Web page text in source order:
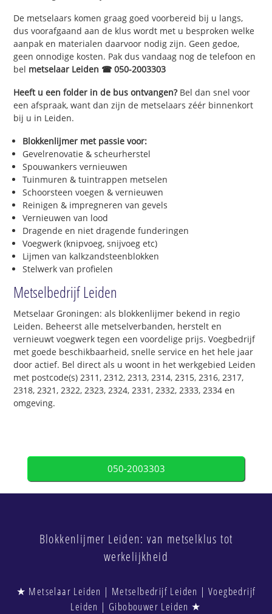
De metselaars komen graag goed voorbereid bij u langs,
dus voorafgaand aan de klus wordt met u besproken welke
aanpak en materialen daarvoor nodig zijn. Geen gedoe,
geen onnodige kosten. Pak dus vandaag nog de telefoon en
bel metselaar Leiden ☎ 050-2003303
Heeft u een folder in de bus ontvangen?Bel dan snel voor
een afspraak, want dan zijn de metselaars zéér binnenkort
bij u in Leiden.
Blokkenlijmer met passie voor:
Gevelrenovatie & scheurherstel
Spouwankers vernieuwen
Tuinmuren & tuintrappen metselen
Schoorsteen voegen & vernieuwen
Reinigen & impregneren van gevels
Vernieuwen van lood
Dragende en niet dragende funderingen
Voegwerk (knipvoeg, snijvoeg etc)
Lijmen van kalkzandsteenblokken
Stelwerk van profielen
Metselbedrijf Leiden
Metselaar Groningen: als blokkenlijmer bekend in regio
Leiden. Beheerst alle metselverbanden, herstelt en
vernieuwt voegwerk tegen een voordelige prijs. Voegbedrijf
met goede beschikbaarheid, snelle service en het hele jaar
door actief. Bel direct als u woont in het werkgebied Leiden
met postcode(s) 2311, 2312, 2313, 2314, 2315, 2316, 2317,
2318, 2321, 2322, 2323, 2324, 2331, 2332, 2333, 2334 en
omgeving.
050-2003303
Blokkenlijmer Leiden: van metselklus tot
werkelijkheid
★ Metselaar Leiden | Metselbedrijf Leiden | Voegbedrijf
Leiden | Gibobouwer Leiden ★